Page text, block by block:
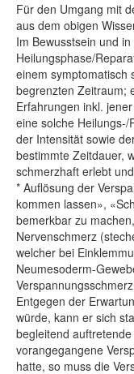
Für den Umgang mit
aus dem obigen
Im Bewusstsein und
Heilungsphase/
einem symptomatisch
begrenzten Zeitraum;
Erfahrungen inkl.
eine solche
der Intensität sowie
bestimmte Zeitdauer,
schmerzhaft erlebt
* Auflösung der
kommen lassen»,
bemerkbar zu
Nervenschmerz
welcher bei
Neumesoderm-
Entgegen der
würde, kann er sich
begleitend
vorangegangene
hatte, so muss die